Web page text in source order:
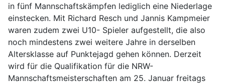
in fünf Mannschaftskämpfen lediglich eine Niederlage
einstecken. Mit Richard Resch und Jannis Kampmeier
waren zudem zwei U10- Spieler aufgestellt, die also
noch mindestens zwei weitere Jahre in derselben
Altersklasse auf Punktejagd gehen können. Derzeit
wird für die Qualifikation für die NRW-
Mannschaftsmeisterschaften am 25. Januar freitags